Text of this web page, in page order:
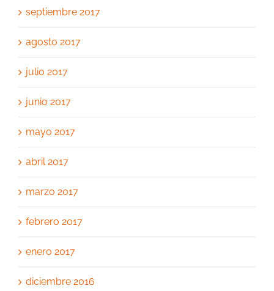
septiembre 2017
agosto 2017
julio 2017
junio 2017
mayo 2017
abril 2017
marzo 2017
febrero 2017
enero 2017
diciembre 2016